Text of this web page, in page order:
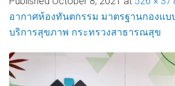
อากาศห้องทันตกรรม มาตรฐานกองแ
บริการสุขภาพ กระทรวงสาธารณสุข